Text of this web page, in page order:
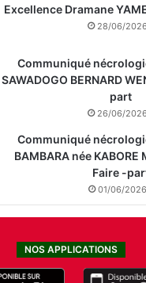
Excellence Dramane
28/06/2026
Communiqué
SAWADOGO BERNARD
part
26/06/2026
Communiqué
BAMBARA née
Faire -
01/06/2026
NOS APPLICATIONS